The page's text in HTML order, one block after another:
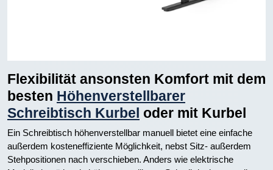
Flexibilität ansonsten Komfort mit dem
besten Höhenverstellbarer
Schreibtisch Kurbel oder mit Kurbel
Ein Schreibtisch höhenverstellbar manuell bietet eine einfache
außerdem kosteneffiziente Möglichkeit, nebst Sitz- außerdem
Stehpositionen nach verschieben. Anders wie elektrische